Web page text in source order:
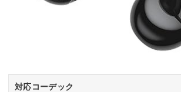
対応コーデック